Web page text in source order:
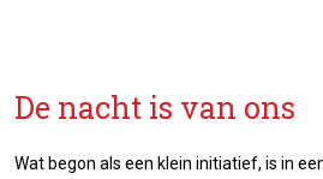
De nacht is van ons
Wat begon als een klein initiatief, is in